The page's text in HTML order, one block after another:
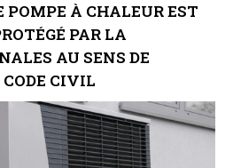
POMPE À CHALEUR EST
PAR LA
AU SENS DE
CODE CIVIL